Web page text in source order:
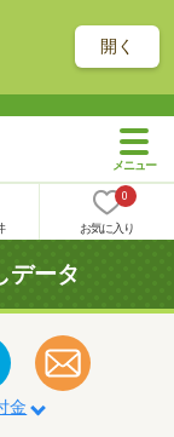
開く
0
お気に入り
データ
金